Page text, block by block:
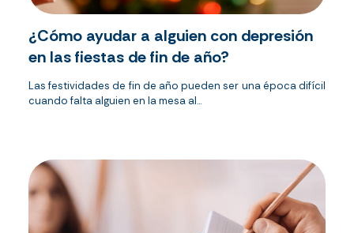
¿Cómo ayudar a alguien con depresión
en las fiestas de fin de año?
Las festividades de fin de año pueden ser una época difícil
cuando falta alguien en la mesa al...